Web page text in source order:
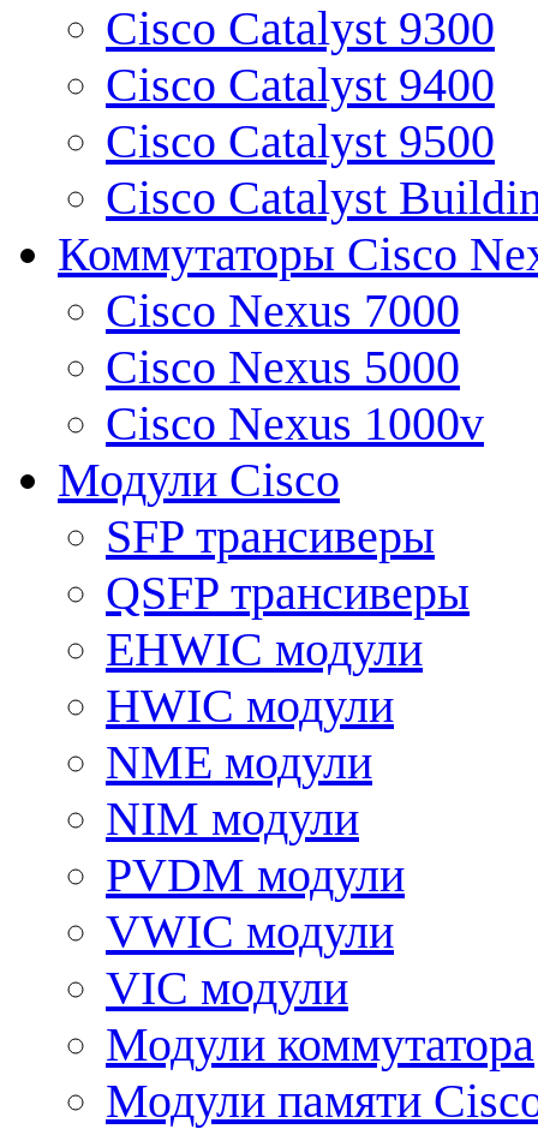
Cisco Catalyst 9300
Cisco Catalyst 9400
Cisco Catalyst 9500
Cisco Catalyst
Коммутаторы Cisco
Cisco Nexus 7000
Cisco Nexus 5000
Cisco Nexus 1000v
Модули Cisco
SFP трансиверы
QSFP трансиверы
EHWIC модули
HWIC модули
NME модули
NIM модули
PVDM модули
VWIC модули
VIC модули
Модули коммутатора
Модули памяти